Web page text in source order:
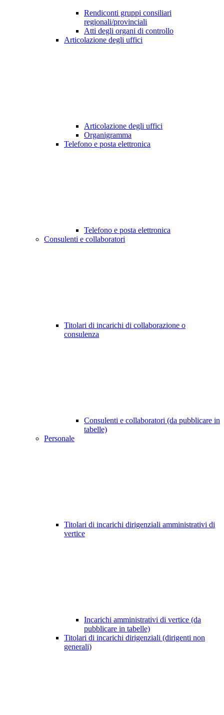
Rendiconti gruppi consiliari
regionali/provinciali
Atti degli organi di controllo
Articolazione degli uffici
Articolazione degli uffici
Organigramma
Telefono e posta elettronica
Telefono e posta elettronica
Consulenti e collaboratori
Titolari di incarichi di collaborazione o
consulenza
Consulenti e collaboratori (da pubblicare in
tabelle)
Personale
Titolari di incarichi dirigenziali amministrativi di
vertice
Incarichi amministrativi di vertice (da
pubblicare in tabelle)
Titolari di incarichi dirigenziali (dirigenti non
generali)